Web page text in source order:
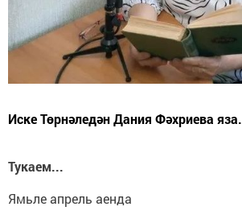
Иске Төрнәледән Дания Фәхриева яза.
Тукаем...
Ямьле апрель аенда